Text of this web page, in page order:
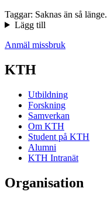
Taggar: Saknas än så länge.
Lägg till
Anmäl missbruk
KTH
Utbildning
Forskning
Samverkan
Om KTH
Student på KTH
Alumni
KTH Intranät
Organisation